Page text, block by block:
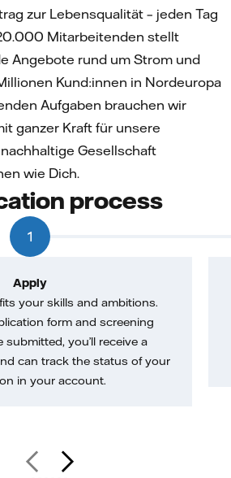
zur Lebensqualität – jeden Tag
Mitarbeitenden stellt
Angebote rund um Strom und
Kund:innen in Nordeuropa
Aufgaben brauchen wir
ganzer Kraft für unsere
Gesellschaft
wie Dich.
process
1
Apply
your skills and ambitions.
form and screening
you’ll receive a
can track the status of your
in your account.